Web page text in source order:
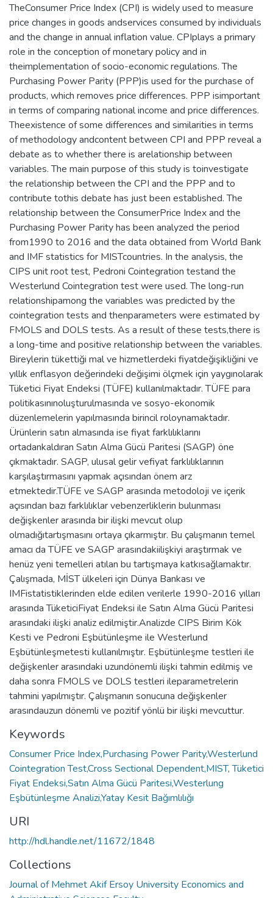
TheConsumer Price Index (CPI) is widely used to measure
price changes in goods andservices consumed by individuals
and the change in annual inflation value. CPIplays a primary
role in the conception of monetary policy and in
theimplementation of socio-economic regulations. The
Purchasing Power Parity (PPP)is used for the purchase of
products, which removes price differences. PPP isimportant
in terms of comparing national income and price differences.
Theexistence of some differences and similarities in terms
of methodology andcontent between CPI and PPP reveal a
debate as to whether there is arelationship between
variables. The main purpose of this study is toinvestigate
the relationship between the CPI and the PPP and to
contribute tothis debate has just been established. The
relationship between the ConsumerPrice Index and the
Purchasing Power Parity has been analyzed the period
from1990 to 2016 and the data obtained from World Bank
and IMF statistics for MISTcountries. In the analysis, the
CIPS unit root test, Pedroni Cointegration testand the
Westerlund Cointegration test were used. The long-run
relationshipamong the variables was predicted by the
cointegration tests and thenparameters were estimated by
FMOLS and DOLS tests. As a result of these tests,there is
a long-time and positive relationship between the variables.
Bireylerin tükettiği mal ve hizmetlerdeki fiyatdeğişikliğini ve
yıllık enflasyon değerindeki değişimi ölçmek için yaygınolarak
Tüketici Fiyat Endeksi (TÜFE) kullanılmaktadır. TÜFE para
politikasınınoluşturulmasında ve sosyo-ekonomik
düzenlemelerin yapılmasında birincil roloynamaktadır.
Ürünlerin satın almasında ise fiyat farklılıklarını
ortadankaldıran Satın Alma Gücü Paritesi (SAGP) öne
çıkmaktadır. SAGP, ulusal gelir vefiyat farklılıklarının
karşılaştırmasını yapmak açısından önem arz
etmektedir.TÜFE ve SAGP arasında metodoloji ve içerik
açısından bazı farklılıklar vebenzerliklerin bulunması
değişkenler arasında bir ilişki mevcut olup
olmadığıtartışmasını ortaya çıkarmıştır. Bu çalışmanın temel
amacı da TÜFE ve SAGP arasındakiilişkiyi araştırmak ve
henüz yeni temelleri atılan bu tartışmaya katkısağlamaktır.
Çalışmada, MİST ülkeleri için Dünya Bankası ve
IMFistatistiklerinden elde edilen verilerle 1990-2016 yılları
arasında TüketiciFiyat Endeksi ile Satın Alma Gücü Paritesi
arasındaki ilişki analiz edilmiştir.Analizde CIPS Birim Kök
Kesti ve Pedroni Eşbütünleşme ile Westerlund
Eşbütünleşmetesti kullanılmıştır. Eşbütünleşme testleri ile
değişkenler arasındaki uzundönemli ilişki tahmin edilmiş ve
daha sonra FMOLS ve DOLS testleri ileparametrelerin
tahmini yapılmıştır. Çalışmanın sonucuna değişkenler
arasındauzun dönemli ve pozitif yönlü bir ilişki mevcuttur.
Keywords
Consumer Price Index,Purchasing Power Parity,Westerlund
Cointegration Test,Cross Sectional Dependent,MIST,Tüketici
Fiyat Endeksi,Satın Alma Gücü Paritesi,Westerlung
Eşbütünleşme Analizi,Yatay Kesit Bağımlılığı
URI
http://hdl.handle.net/11672/1848
Collections
Journal of Mehmet Akif Ersoy University Economics and